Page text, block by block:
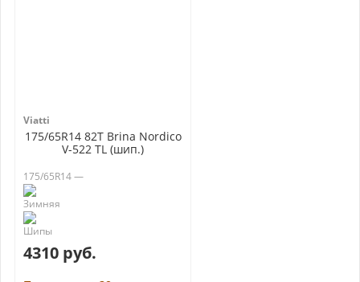
Viatti
175/65R14 82T Brina Nordico
V-522 TL (шип.)
175/65R14 —
4310 руб.